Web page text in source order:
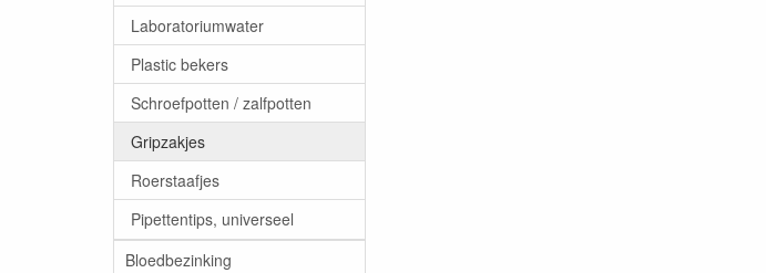
Laboratoriumwater
Plastic bekers
Schroefpotten / zalfpotten
Gripzakjes
Roerstaafjes
Pipettentips, universeel
Bloedbezinking